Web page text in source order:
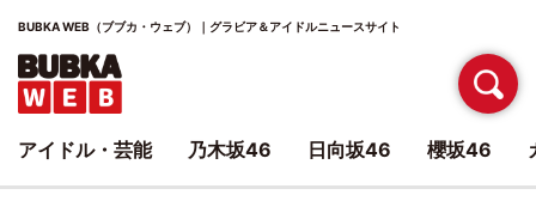
BUBKA WEB（ブブカ・ウェブ）｜グラビア＆アイドルニュースサイト
アイドル・芸能 乃木坂46 日向坂46 櫻坂46